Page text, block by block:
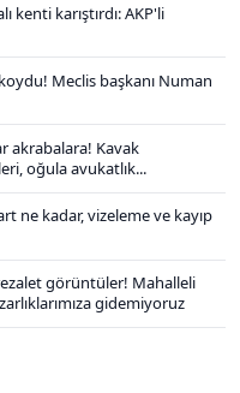
kenti karıştırdı: AKP'li
Meclis başkanı Numan
akrabalara! Kavak
oğula avukatlık...
ne kadar, vizeleme ve kayıp
görüntüler! Mahalleli
gidemiyoruz